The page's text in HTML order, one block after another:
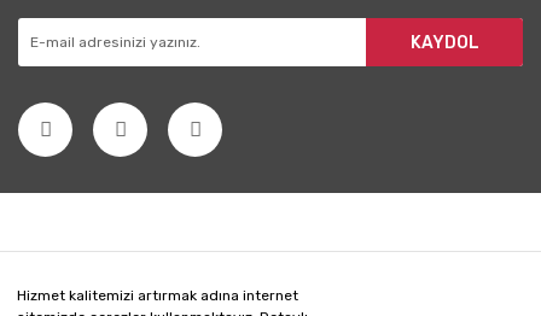
Hizmet kalitemizi artırmak adına internet
KAYDOL